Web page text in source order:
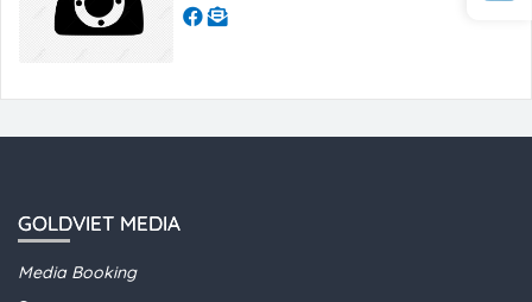
GOLDVIET MEDIA
Media Booking